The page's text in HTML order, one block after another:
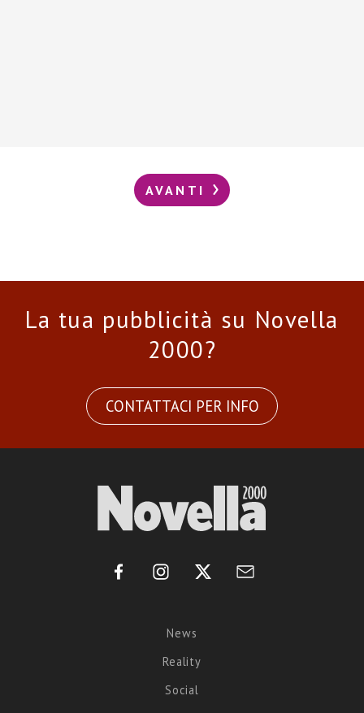
AVANTI
La tua pubblicità su Novella
2000?
CONTATTACI PER INFO
News
Reality
Social